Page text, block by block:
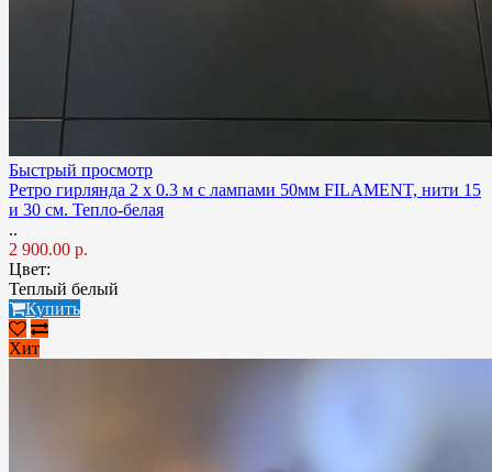
Быстрый просмотр
Ретро гирлянда 2 х 0.3 м с лампами 50мм FILAMENT, нити 15
и 30 см. Тепло-белая
..
2 900.00 р.
Цвет:
Теплый белый
Купить
Хит